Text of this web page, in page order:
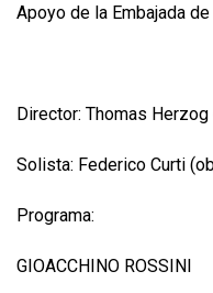
Apoyo de la Embajada
Director: Thomas Herzog
Solista: Federico Curti
Programa:
GIOACCHINO ROSSINI